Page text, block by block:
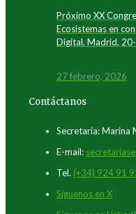
Próximo XX
Ecosistemas en
Digital. Madrid,
27 febrero, 2026
Contáctanos
Secretaría: Marina
E-mail:
Tel. (+34) 924 91
Síguenos en X